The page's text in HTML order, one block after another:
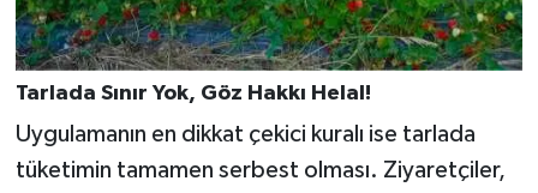
Tarlada Sınır Yok, Göz Hakkı Helal!
Uygulamanın en dikkat çekici kuralı ise tarlada
tüketimin tamamen serbest olması. Ziyaretçiler,